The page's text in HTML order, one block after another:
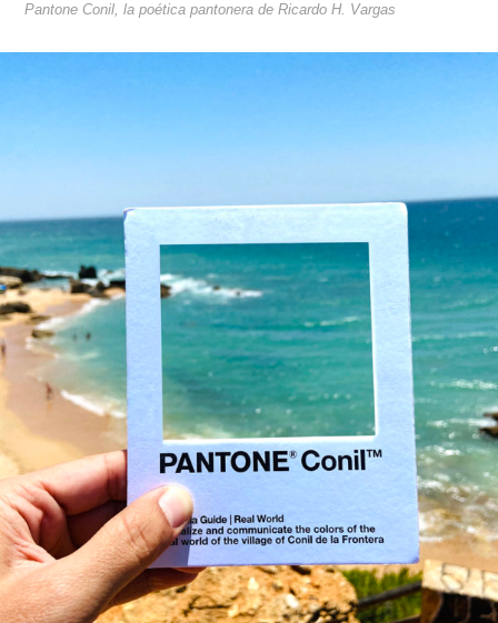
Pantone Conil, la poética pantonera de Ricardo H. Vargas